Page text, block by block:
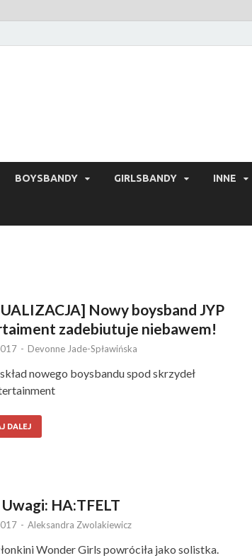
BOYSBANDY GIRLSBANDY INNE
Nowy boysband JYP
zadebiutuje niebawem!
- Devonne Jade-Spławińska
nowego boysbandu spod skrzydeł
DALEJ
HA:TFELT
- Aleksandra Zwolakiewicz
Wonder Girls powróciła jako solistka.